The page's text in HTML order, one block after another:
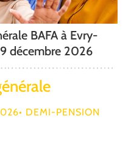
BAFA à Evry-
décembre 2026
• DEMI-PENSION